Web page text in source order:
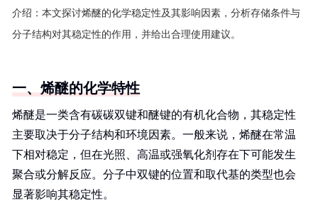
介绍： 本文探讨烯醚的化学稳定性及其影响因素，分析存储条件与
分子结构对其稳定性的作用，并给出合理使用建议。
一、烯醚的化学特性
烯醚是一类含有碳碳双键和醚键的有机化合物，其稳定性
主要取决于分子结构和环境因素。一般来说，烯醚在常温
下相对稳定，但在光照、高温或强氧化剂存在下可能发生
聚合或分解反应。分子中双键的位置和取代基的类型也会
显著影响其稳定性。